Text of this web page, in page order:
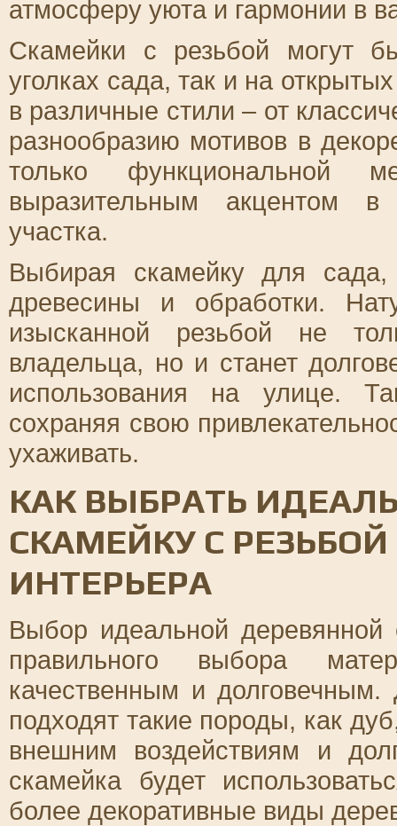
атмосферу уюта и гармонии в
Скамейки с резьбой могут
уголках сада, так и на
в различные стили – от
разнообразию мотивов в
только
выразительным акцентом
участка.
Выбирая скамейку для сада,
древесины и обработки.
изысканной резьбой не
владельца, но и станет
использования на улице.
сохраняя свою
ухаживать.
КАК ВЫБРАТЬ
СКАМЕЙКУ С
ИНТЕРЬЕРА
Выбор идеальной деревянной
правильного выбора
качественным и
подходят такие породы, как
внешним воздействиям и
скамейка будет
более декоративные виды